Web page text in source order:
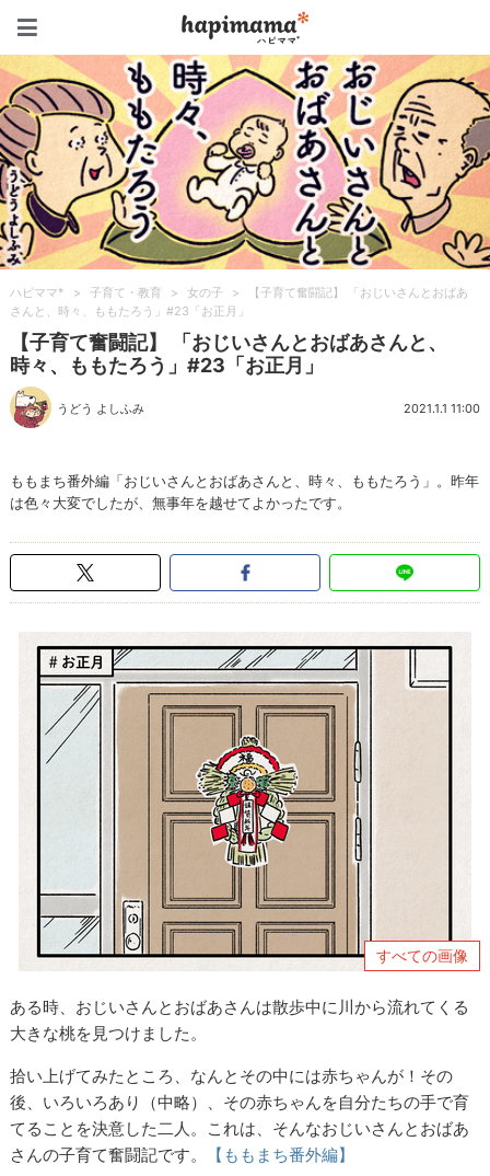
ハピママ* > 子育て・教育 > 女の子 >
【子育て奮闘記】 「おじいさんとおばあ
さんと、時々、ももたろう」#23「お正月」
【子育て奮闘記】 「おじいさんとおばあさんと、
時々、ももたろう」#23「お正月」
うどう よしふみ 2021.1.1 11:00
ももまち番外編「おじいさんとおばあさんと、時々、ももたろう」。昨年
は色々大変でしたが、無事年を越せてよかったです。
すべての画像
ある時、おじいさんとおばあさんは散歩中に川から流れてくる
大きな桃を見つけました。
拾い上げてみたところ、なんとその中には赤ちゃんが！その
後、いろいろあり（中略）、その赤ちゃんを自分たちの手で育
てることを決意した二人。これは、そんなおじいさんとおばあ
さんの子育て奮闘記です。
【ももまち番外編】